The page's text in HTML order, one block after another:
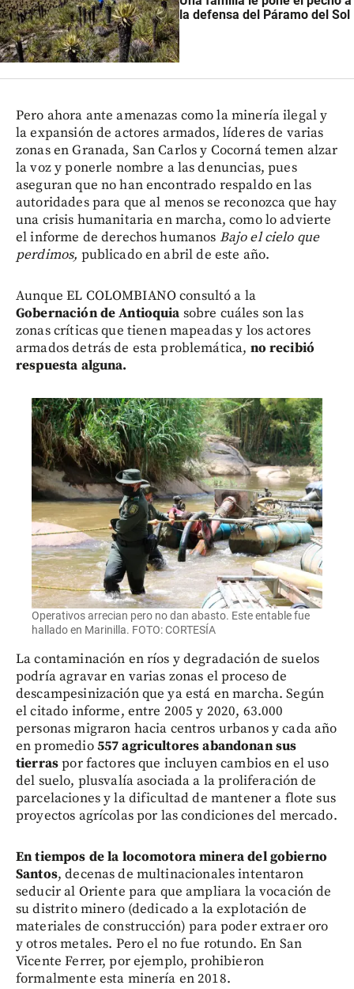
la defensa del Páramo del Sol
Pero ahora ante amenazas como la minería ilegal y
la expansión de actores armados, líderes de varias
zonas en Granada, San Carlos y Cocorná temen alzar
la voz y ponerle nombre a las denuncias, pues
aseguran que no han encontrado respaldo en las
autoridades para que al menos se reconozca que hay
una crisis humanitaria en marcha, como lo advierte
el informe de derechos humanos Bajo el cielo que
perdimos, publicado en abril de este año.
Aunque EL COLOMBIANO consultó a la
Gobernación de Antioquia sobre cuáles son las
zonas críticas que tienen mapeadas y los actores
armados detrás de esta problemática, no recibió
respuesta alguna.
Operativos arrecian pero no dan abasto. Este entable fue
hallado en Marinilla. FOTO: CORTESÍA
La contaminación en ríos y degradación de suelos
podría agravar en varias zonas el proceso de
descampesinización que ya está en marcha. Según
el citado informe, entre 2005 y 2020, 63.000
personas migraron hacia centros urbanos y cada año
en promedio557 agricultores abandonan sus
tierraspor factores que incluyen cambios en el uso
del suelo, plusvalía asociada a la proliferación de
parcelaciones y la dificultad de mantener a flote sus
proyectos agrícolas por las condiciones del mercado.
En tiempos de la locomotora minera del gobierno
Santos, decenas de multinacionales intentaron
seducir al Oriente para que ampliara la vocación de
su distrito minero (dedicado a la explotación de
materiales de construcción) para poder extraer oro
y otros metales. Pero el no fue rotundo. En San
Vicente Ferrer, por ejemplo, prohibieron
formalmente esta minería en 2018.